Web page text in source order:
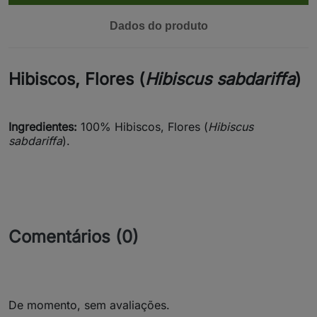
Dados do produto
Hibiscos, Flores (Hibiscus sabdariffa)
Ingredientes: 100% Hibiscos, Flores (Hibiscus
sabdariffa).
Comentários (0)
De momento, sem avaliações.